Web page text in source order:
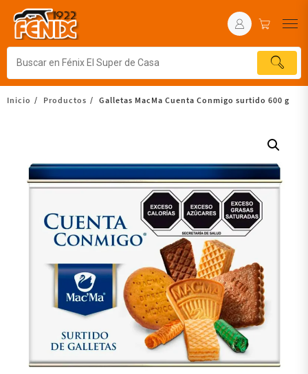
Inicio Productos Galletas MacMa Cuenta Conmigo surtido 600 g